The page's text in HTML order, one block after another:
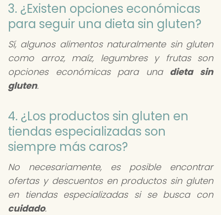
3. ¿Existen opciones económicas
para seguir una dieta sin gluten?
Sí, algunos alimentos naturalmente sin gluten
como arroz, maíz, legumbres y frutas son
opciones económicas para una dieta sin
gluten.
4. ¿Los productos sin gluten en
tiendas especializadas son
siempre más caros?
No necesariamente, es posible encontrar
ofertas y descuentos en productos sin gluten
en tiendas especializadas si se busca con
cuidado.